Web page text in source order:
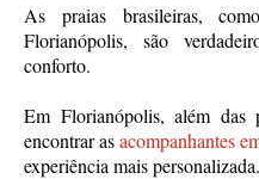
As praias brasileiras,
Florianópolis, são
conforto.
Em Florianópolis, além das
encontrar asacompanhantes
experiência mais personalizada.